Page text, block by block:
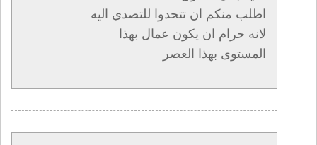
اطلب منكم ان تتحدوا للتصدي اليه
لانه حرام ان يكون عمال بهذا
المستوى بهذا العصر